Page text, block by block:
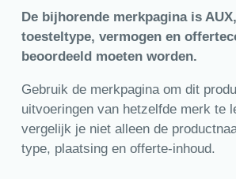
De bijhorende merkpagina is
toesteltype, vermogen en
beoordeeld moeten worden.
Gebruik de merkpagina om dit
uitvoeringen van hetzelfde merk te
vergelijk je niet alleen de
type, plaatsing en offerte-inhoud.